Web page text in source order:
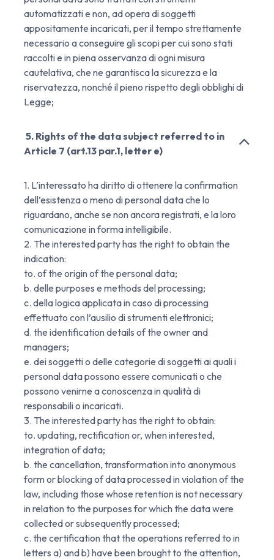
automatizzati e non, ad opera di soggetti
appositamente incaricati, per il tempo strettamente
necessario a conseguire gli scopi per cui sono stati
raccolti e in piena osservanza di ogni misura
cautelativa, che ne garantisca la sicurezza e la
riservatezza, nonché il pieno rispetto degli obblighi di
Legge;
5. Rights of the data subject referred to in
Article 7 (art.13 par.1, letter e)
1. L’interessato ha diritto di ottenere la confirmation
dell’esistenza o meno di personal data che lo
riguardano, anche se non ancora registrati, e la loro
comunicazione in forma intelligibile.
2. The interested party has the right to obtain the
indication:
to. of the origin of the personal data;
b. delle purposes e methods del processing;
c. della logica applicata in caso di processing
effettuato con l’ausilio di strumenti elettronici;
d. the identification details of the owner and
managers;
e. dei soggetti o delle categorie di soggetti ai quali i
personal data possono essere comunicati o che
possono venirne a conoscenza in qualità di
responsabili o incaricati.
3. The interested party has the right to obtain:
to. updating, rectification or, when interested,
integration of data;
b. the cancellation, transformation into anonymous
form or blocking of data processed in violation of the
law, including those whose retention is not necessary
in relation to the purposes for which the data were
collected or subsequently processed;
c. the certification that the operations referred to in
letters a) and b) have been brought to the attention,